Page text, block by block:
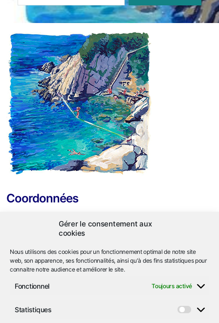
Gérer le consentement aux
cookies
Nous utilisons des cookies pour un fonctionnement optimal de notre site
web, son apparence, ses fonctionnalités, ainsi qu'à des fins statistiques pour
connaitre notre audience et améliorer le site.
Fonctionnel Toujours activé
Statistiques
Coordonnées
ASL Héliopolis
663 corniche de l'Arbousier
83400 Hyères